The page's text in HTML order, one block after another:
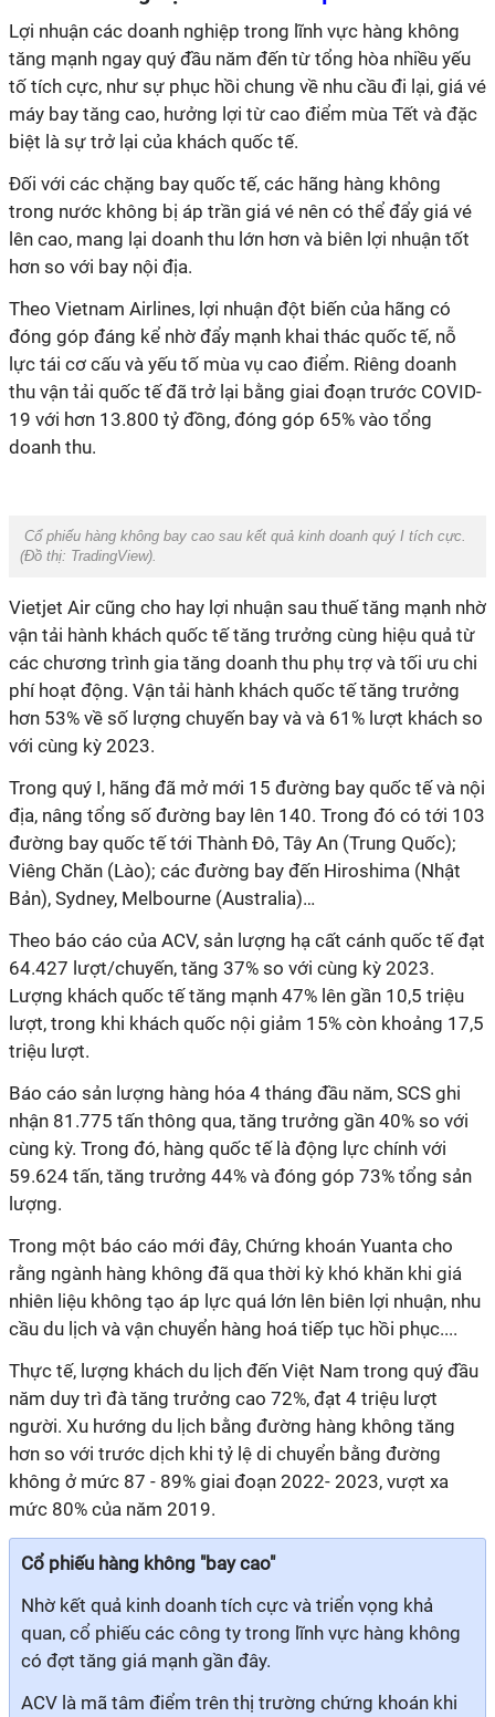
Lợi nhuận các doanh nghiệp trong lĩnh vực hàng không
tăng mạnh ngay quý đầu năm đến từ tổng hòa nhiều yếu
tố tích cực, như sự phục hồi chung về nhu cầu đi lại, giá vé
máy bay tăng cao, hưởng lợi từ cao điểm mùa Tết và đặc
biệt là sự trở lại của khách quốc tế.
Đối với các chặng bay quốc tế, các hãng hàng không
trong nước không bị áp trần giá vé nên có thể đẩy giá vé
lên cao, mang lại doanh thu lớn hơn và biên lợi nhuận tốt
hơn so với bay nội địa.
Theo Vietnam Airlines, lợi nhuận đột biến của hãng có
đóng góp đáng kể nhờ đẩy mạnh khai thác quốc tế, nỗ
lực tái cơ cấu và yếu tố mùa vụ cao điểm. Riêng doanh
thu vận tải quốc tế đã trở lại bằng giai đoạn trước COVID-
19 với hơn 13.800 tỷ đồng, đóng góp 65% vào tổng
doanh thu.
Cổ phiếu hàng không bay cao sau kết quả kinh doanh quý I tích cực.
(Đồ thị: TradingView).
Vietjet Air cũng cho hay lợi nhuận sau thuế tăng mạnh nhờ
vận tải hành khách quốc tế tăng trưởng cùng hiệu quả từ
các chương trình gia tăng doanh thu phụ trợ và tối ưu chi
phí hoạt động. Vận tải hành khách quốc tế tăng trưởng
hơn 53% về số lượng chuyến bay và và 61% lượt khách so
với cùng kỳ 2023.
Trong quý I, hãng đã mở mới 15 đường bay quốc tế và nội
địa, nâng tổng số đường bay lên 140. Trong đó có tới 103
đường bay quốc tế tới Thành Đô, Tây An (Trung Quốc);
Viêng Chăn (Lào); các đường bay đến Hiroshima (Nhật
Bản), Sydney, Melbourne (Australia)…
Theo báo cáo của ACV, sản lượng hạ cất cánh quốc tế đạt
64.427 lượt/chuyến, tăng 37% so với cùng kỳ 2023.
Lượng khách quốc tếtăng mạnh 47% lên gần 10,5 triệu
lượt, trong khi khách quốc nội giảm 15% còn khoảng 17,5
triệu lượt.
Báo cáo sản lượng hàng hóa 4 tháng đầu năm, SCS ghi
nhận 81.775 tấn thông qua, tăng trưởng gần 40% so với
cùng kỳ. Trong đó, hàng quốc tế là động lực chính với
59.624 tấn, tăng trưởng 44% và đóng góp 73% tổng sản
lượng.
Trong một báo cáo mới đây, Chứng khoán Yuanta cho
rằng ngành hàng không đã qua thời kỳ khó khăn khi giá
nhiên liệu không tạo áp lực quá lớn lên biên lợi nhuận, nhu
cầu du lịch và vận chuyển hàng hoá tiếp tục hồi phục....
Thực tế, lượng khách du lịch đến Việt Nam trong quý đầu
năm duy trì đà tăng trưởng cao 72%, đạt 4 triệu lượt
người. Xu hướng du lịch bằng đường hàng không tăng
hơn so với trước dịch khi tỷ lệ di chuyển bằng đường
không ở mức 87 - 89% giai đoạn 2022- 2023, vượt xa
mức 80% của năm 2019.
Cổ phiếu hàng không "bay cao"
Nhờ kết quả kinh doanh tích cực và triển vọng khả
quan, cổ phiếu các công ty trong lĩnh vực hàng không
có đợt tăng giá mạnh gần đây.
ACV là mã tâm điểm trên thị trường chứng khoán khi